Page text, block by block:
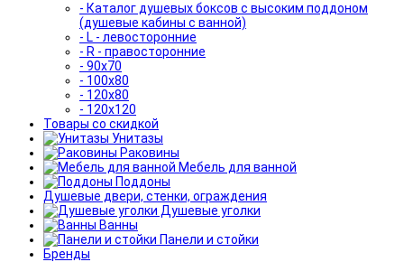
- Каталог душевых боксов с высоким поддоном
(душевые кабины с ванной)
- L - левосторонние
- R - правосторонние
- 90x70
- 100x80
- 120x80
- 120x120
Товары со скидкой
Унитазы
Раковины
Мебель для ванной
Поддоны
Душевые двери, стенки, ограждения
Душевые уголки
Ванны
Панели и стойки
Бренды